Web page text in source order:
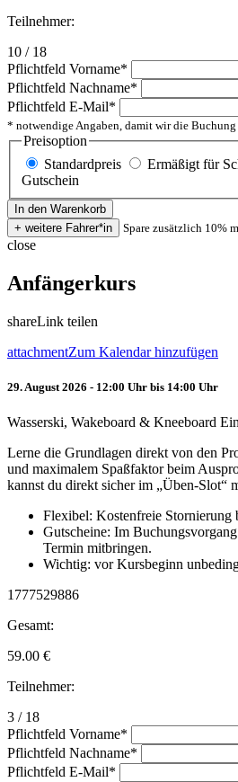
Teilnehmer:
10 / 18
Pflichtfeld Vorname*
Pflichtfeld Nachname*
Pflichtfeld E-Mail*
* notwendige Angaben, damit wir die
Preisoption
Standardpreis
Ermäßigt für
Gutschein
Spare zusätzlich 10%
close
Anfängerkurs
shareLink teilen
attachmentZum Kalendar hinzufügen
29. August 2026 - 12:00 Uhr bis 14:00 Uhr
Wasserski, Wakeboard & Kneeboard
Lerne die Grundlagen direkt von den
und maximalem Spaßfaktor beim
kannst du direkt sicher im „Üben-Slot“
Flexibel: Kostenfreie Stornierung
Gutscheine: Im
Termin mitbringen.
Wichtig: vor Kursbeginn
1777529886
Gesamt:
59.00 €
Teilnehmer:
3 / 18
Pflichtfeld Vorname*
Pflichtfeld Nachname*
Pflichtfeld E-Mail*